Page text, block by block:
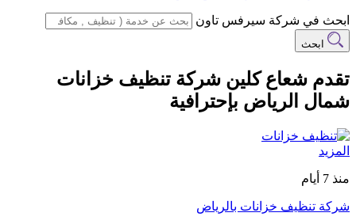
ابحث في شركة سيرفس تاون
ابحث
تقدم شعاع كلين شركة تنظيف خزانات
شمال الرياض بإحترافية
المزيد
منذ 7 أيام
شركة تنظيف خزانات بالرياض